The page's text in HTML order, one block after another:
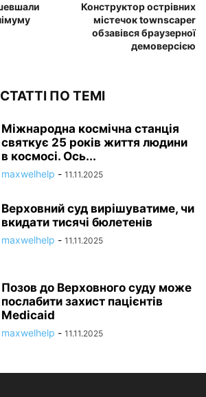
Конструктор острівних
містечок townscaper
обзавівся браузерної
демоверсією
СТАТТІ ПО ТЕМІ
Міжнародна космічна станція
святкує 25 років життя людини
в космосі. Ось...
maxwelhelp - 11.11.2025
Верховний суд вирішуватиме, чи
вкидати тисячі бюлетенів
maxwelhelp - 11.11.2025
Позов до Верховного суду може
послабити захист пацієнтів
Medicaid
maxwelhelp - 11.11.2025